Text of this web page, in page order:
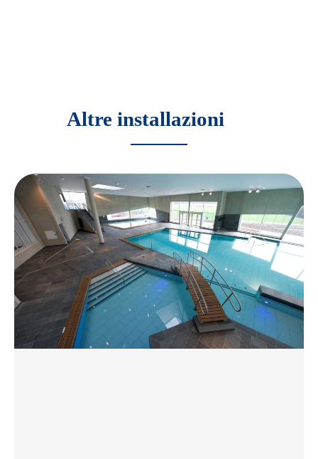
Altre installazioni